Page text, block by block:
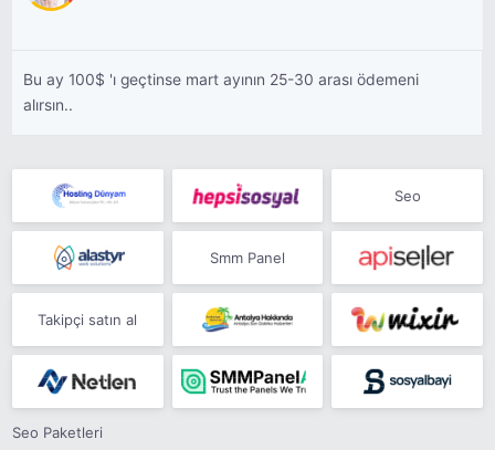
Bu ay 100$ 'ı geçtinse mart ayının 25-30 arası ödemeni
alırsın..
Seo
Smm Panel
Takipçi satın al
Seo Paketleri